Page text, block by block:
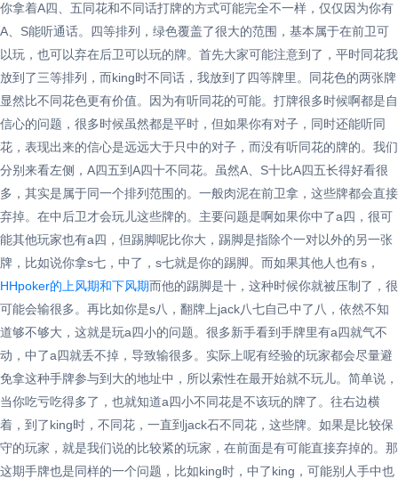
你拿着A四、五同花和不同话打牌的方式可能完全不一样，仅仅因为你有
A、S能听通话。四等排列，绿色覆盖了很大的范围，基本属于在前卫可
以玩，也可以弃在后卫可以玩的牌。首先大家可能注意到了，平时同花我
放到了三等排列，而king时不同话，我放到了四等牌里。同花色的两张牌
显然比不同花色更有价值。因为有听同花的可能。打牌很多时候啊都是自
信心的问题，很多时候虽然都是平时，但如果你有对子，同时还能听同
花，表现出来的信心是远远大于只中的对子，而没有听同花的牌的。我们
分别来看左侧，A四五到A四十不同花。虽然A、S十比A四五长得好看很
多，其实是属于同一个排列范围的。一般肉泥在前卫拿，这些牌都会直接
弃掉。在中后卫才会玩儿这些牌的。主要问题是啊如果你中了a四，很可
能其他玩家也有a四，但踢脚呢比你大，踢脚是指除个一对以外的另一张
牌，比如说你拿s七，中了，s七就是你的踢脚。而如果其他人也有s，
HHpoker的上风期和下风期而他的踢脚是十，这种时候你就被压制了，很
可能会输很多。再比如你是s八，翻牌上jack八七自己中了八，依然不知
道够不够大，这就是玩a四小的问题。很多新手看到手牌里有a四就气不
动，中了a四就丢不掉，导致输很多。实际上呢有经验的玩家都会尽量避
免拿这种手牌参与到大的地址中，所以索性在最开始就不玩儿。简单说，
当你吃亏吃得多了，也就知道a四小不同花是不该玩的牌了。往右边横
着，到了king时，不同花，一直到jack石不同花，这些牌。如果是比较保
守的玩家，就是我们说的比较紧的玩家，在前面是有可能直接弃掉的。那
这期手牌也是同样的一个问题，比如king时，中了king，可能别人手中也